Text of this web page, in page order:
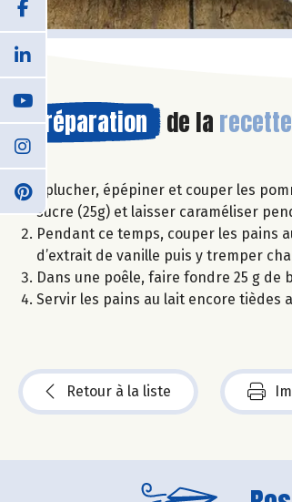
Préparation de la recette
Éplucher, épépiner et couper les
sucre (25g) et laisser caraméliser
Pendant ce temps, couper les pains
d’extrait de vanille puis y tremper
Dans une poêle, faire fondre 25 g de
Servir les pains au lait encore tièdes
Retour à la liste